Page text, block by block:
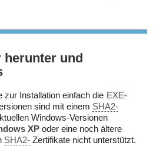
herunter und
zur Installation einfach die EXE-
sind mit einem SHA2-
Windows-Versionen
XP oder eine noch ältere
SHA2- Zertifikate nicht unterstützt.